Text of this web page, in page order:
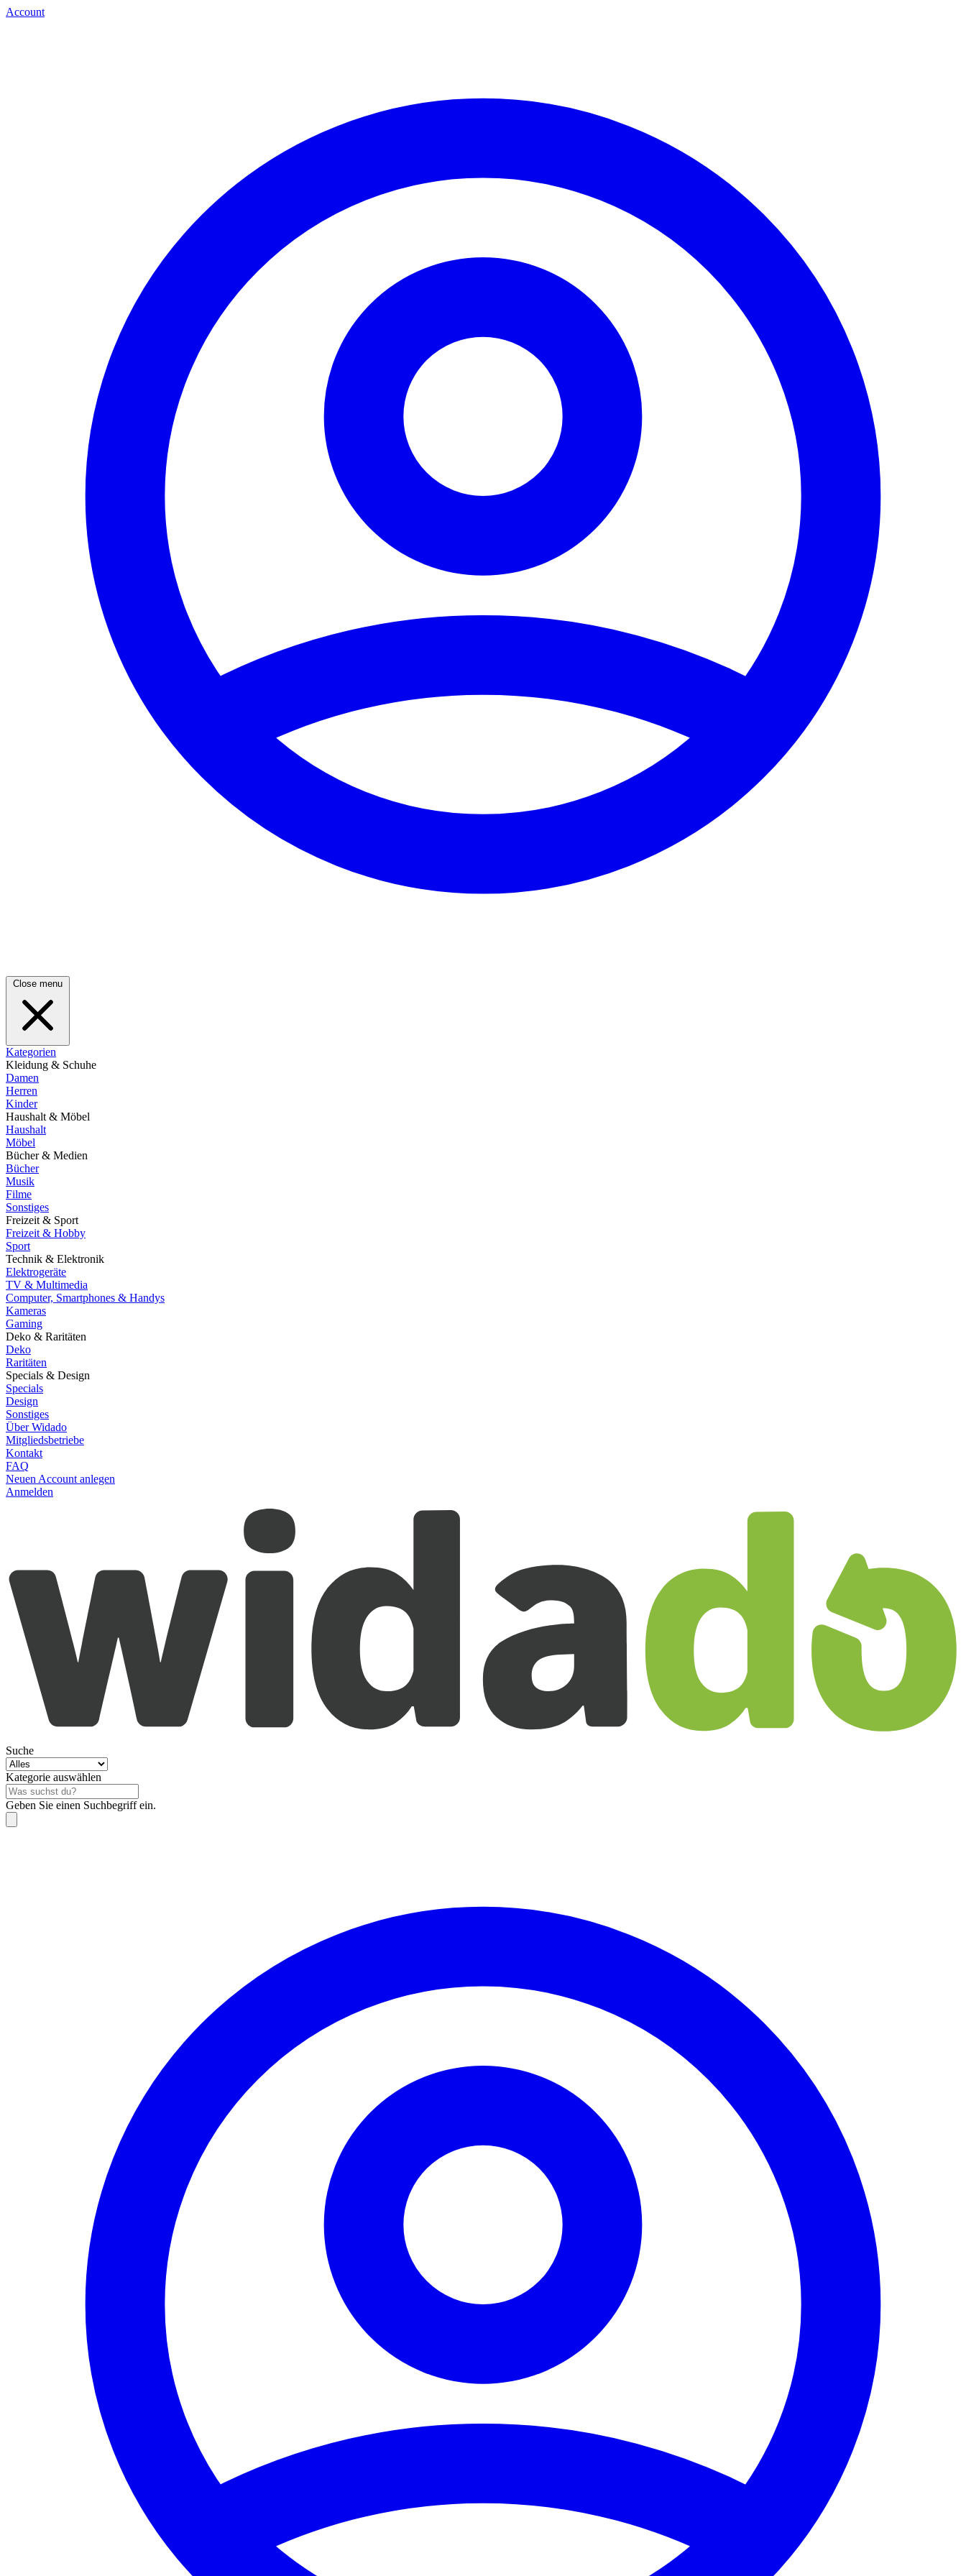
Account
Close menu
Kategorien
Kleidung & Schuhe
Damen
Herren
Kinder
Haushalt & Möbel
Haushalt
Möbel
Bücher & Medien
Bücher
Musik
Filme
Sonstiges
Freizeit & Sport
Freizeit & Hobby
Sport
Technik & Elektronik
Elektrogeräte
TV & Multimedia
Computer, Smartphones & Handys
Kameras
Gaming
Deko & Raritäten
Deko
Raritäten
Specials & Design
Specials
Design
Sonstiges
Über Widado
Mitgliedsbetriebe
Kontakt
FAQ
Neuen Account anlegen
Anmelden
Suche
Kategorie auswählen
Geben Sie einen Suchbegriff ein.